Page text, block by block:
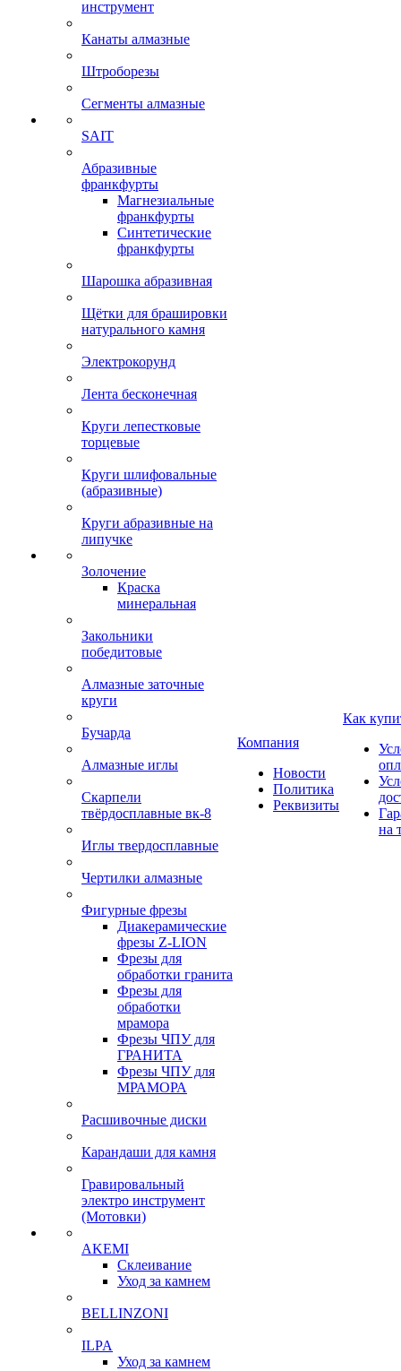
инструмент
Канаты алмазные
Штроборезы
Сегменты алмазные
SAIT
Абразивные
франкфурты
Магнезиальные
франкфурты
Синтетические
франкфурты
Шарошка абразивная
Щётки для брашировки
натурального камня
Электрокорунд
Лента бесконечная
Круги лепестковые
торцевые
Круги шлифовальные
(абразивные)
Круги абразивные на
липучке
Золочение
Краска
минеральная
Закольники
победитовые
Алмазные заточные
круги
Бучарда
Алмазные иглы
Скарпели
твёрдосплавные вк-8
Иглы твердосплавные
Чертилки алмазные
Фигурные фрезы
Диакерамические
фрезы Z-LION
Фрезы для
обработки гранита
Фрезы для
обработки
мрамора
Фрезы ЧПУ для
ГРАНИТА
Фрезы ЧПУ для
МРАМОРА
Расшивочные диски
Карандаши для камня
Гравировальный
электро инструмент
(Мотовки)
AKEMI
Склеивание
Уход за камнем
BELLINZONI
ILPA
Уход за камнем
Компания
Новости
Политика
Реквизиты
Как
на